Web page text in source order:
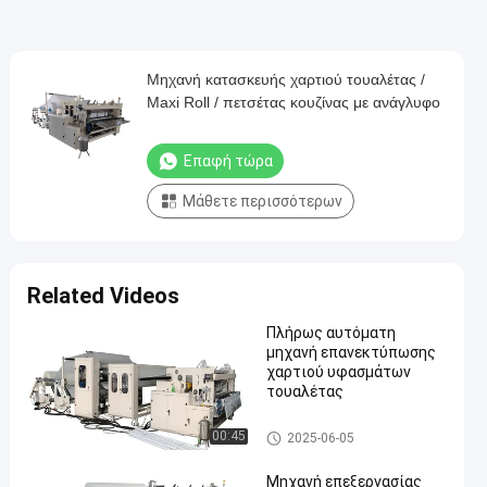
Μηχανή κατασκευής χαρτιού τουαλέτας /
Maxi Roll / πετσέτας κουζίνας με ανάγλυφο
Επαφή τώρα
Μάθετε περισσότερων
Related Videos
00:45
Πλήρως αυτόματη
μηχανή επανεκτύπωσης
χαρτιού υφασμάτων
τουαλέτας
Μηχανή μαξί ρολ
2025-06-05
Μηχανή επεξεργασίας